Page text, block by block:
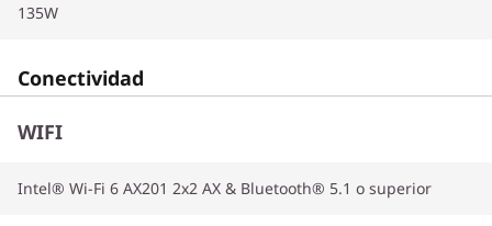
135W
Conectividad
WIFI
Intel® Wi-Fi 6 AX201 2x2 AX & Bluetooth® 5.1 o superior